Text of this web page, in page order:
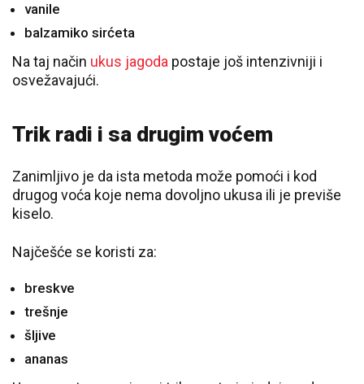
vanile
balzamiko sirćeta
Na taj način ukus jagoda postaje još intenzivniji i
osvežavajući.
Trik radi i sa drugim voćem
Zanimljivo je da ista metoda može pomoći i kod
drugog voća koje nema dovoljno ukusa ili je previše
kiselo.
Najčešće se koristi za:
breskve
trešnje
šljive
ananas